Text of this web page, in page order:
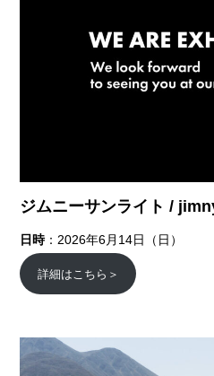
ジムニーサンライト /
日時：2026年6月14日（日）
詳細はこちら＞